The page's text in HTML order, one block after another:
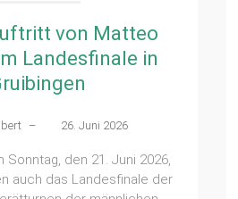
von Matteo
Landesfinale in
– 26. Juni 2026
Sonntag, den 21. Juni 2026,
auch das Landesfinale der